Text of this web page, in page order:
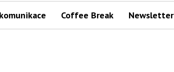
Coffee Break Newsletter